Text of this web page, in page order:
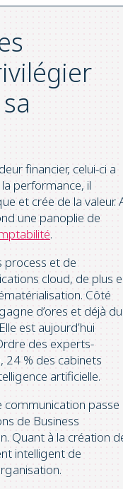
financier, celui-ci a
performance, il
et crée de la valeur.
une panoplie de
.
process et de
cloud, de plus
Côté
d’ores et déjà du
est aujourd’hui
des experts-
24 % des cabinets
artificielle.
communication passe
de Business
Quant à la création
intelligent de